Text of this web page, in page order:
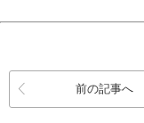
前の記事へ